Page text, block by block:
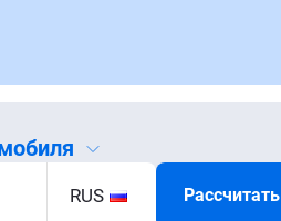
RUS Рассчитать